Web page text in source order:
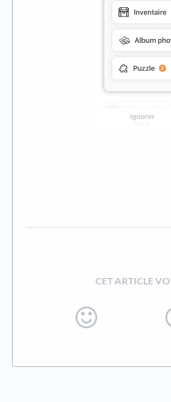
CET ARTICLE